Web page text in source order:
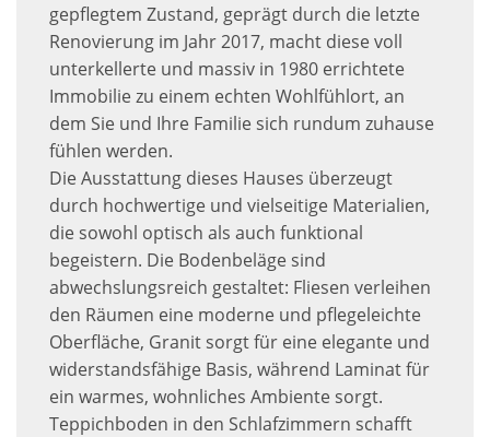
gepflegtem Zustand, geprägt durch die letzte
Renovierung im Jahr 2017, macht diese voll
unterkellerte und massiv in 1980 errichtete
Immobilie zu einem echten Wohlfühlort, an
dem Sie und Ihre Familie sich rundum zuhause
fühlen werden.
Die Ausstattung dieses Hauses überzeugt
durch hochwertige und vielseitige Materialien,
die sowohl optisch als auch funktional
begeistern. Die Bodenbeläge sind
abwechslungsreich gestaltet: Fliesen verleihen
den Räumen eine moderne und pflegeleichte
Oberfläche, Granit sorgt für eine elegante und
widerstandsfähige Basis, während Laminat für
ein warmes, wohnliches Ambiente sorgt.
Teppichboden in den Schlafzimmern schafft